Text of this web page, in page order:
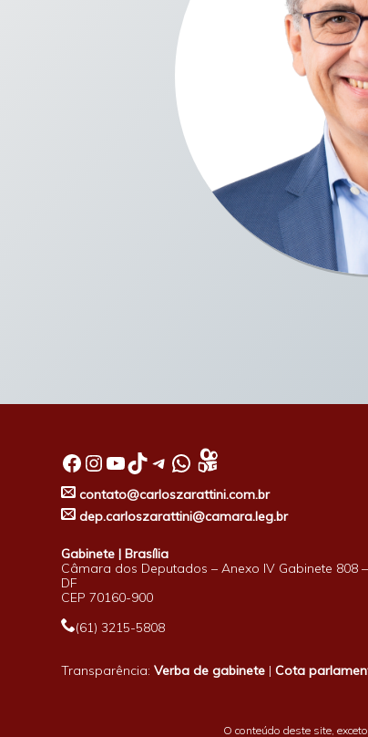
Facebook InstagramYoutube TikTok Telegram WhatsApp
contato@carloszarattini.com.br
dep.carloszarattini@camara.leg.br
Gabinete | Brasília
Câmara dos Deputados – Anexo IV Gabinete 808
DF
CEP 70160-900
(61) 3215-5808
Transparência:Verba de gabinete |Cota
O conteúdo deste site,